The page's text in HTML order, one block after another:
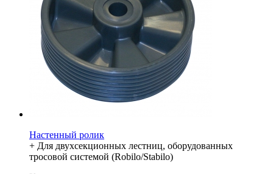
Настенный ролик
+ Для двухсекционных лестниц, оборудованных
тросовой системой (Robilo/Stabilo)